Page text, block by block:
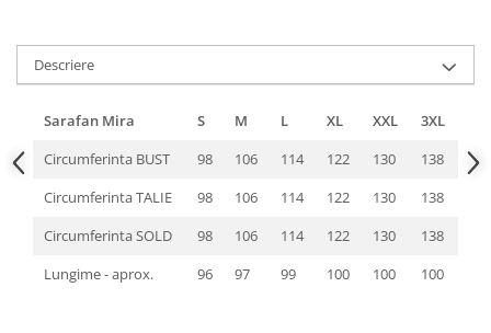
Descriere
Sarafan Mira S M L XL XXL
3XL
Circumferinta BUST
98 106 114 122 130
138
Circumferinta TALIE
98 106 114 122 130
138
Circumferinta SOLD
98 106 114 122 130
138
Lungime - aprox.
96 97 99 100 100 100